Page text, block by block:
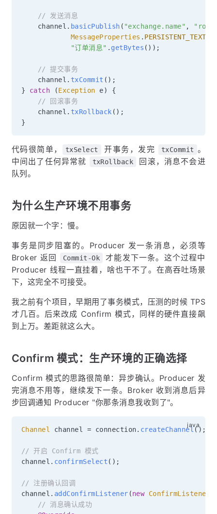
// 发送消息
    channel
. basicPublish ( "exchange.name" ,
MessageProperties .
"订单消息" . getBytes ( ) ) ;
// 提交事务
    channel
. txCommit ( ) ;
}
catch (Exception e)
{
// 回滚事务
    channel
. txRollback ( ) ;
}
代码很简单， txSelect 开事务，发完 txCommit 。
中间出了任何异常就
txRollback
回滚，消息不会进
队列。
为什么生产环境不用事务
原因就一个字：慢。
事务是同步阻塞的。Producer 发一条消息，必须等
Broker 返回
Commit-Ok
才能发下一条。这个过程中
Producer 线程一直挂着，啥也干不了。在高吞吐场景
下，这完全不可接受。
我之前有个项目，早期用了事务模式，压测的时候 TPS
才几百。后来改成 Confirm 模式，同样的硬件直接飙
到上万。差距就这么大。
Confirm 模式：生产环境的正确选择
Confirm 模式的思路很简单：异步确认。Producer 发
完消息不用等，继续发下一条。Broker 收到消息后异
步回调通知 Producer "你那条消息我收到了"。
Channel channel = connection. createChannel() ;
// 开启 Confirm 模式
channel . confirmSelect ( ) ;
// 注册确认回调
channel . addConfirmListener (new ConfirmListener
// 消息确认成功